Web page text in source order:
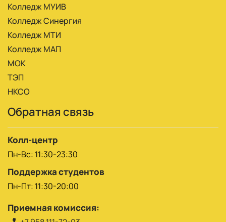
Колледж МУИВ
Колледж Синергия
Колледж МТИ
Колледж МАП
МОК
ТЭП
НКСО
Обратная связь
Колл-центр
Пн-Вс: 11:30-23:30
Поддержка студентов
Пн-Пт: 11:30-20:00
Приемная комиссия: